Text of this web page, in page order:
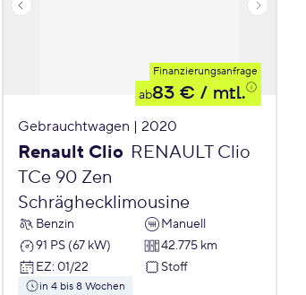
Finanzierungsanfrage
ab83 € / mtl.
Gebrauchtwagen | 2020
Renault Clio RENAULT Clio
TCe 90 Zen
Schräghecklimousine
Benzin
Manuell
91 PS (67 kW)
42.775 km
EZ: 01/22 Stoff
in 4 bis 8 Wochen